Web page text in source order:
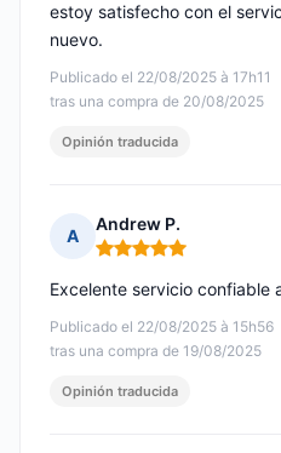
Publicado el 22/08/2025 à 17h11
tras una compra de 20/08/2025
estoy satisfecho con el
nuevo.
Opinión traducida
A
Andrew P.
Nota: 5 de 5
Publicado el 22/08/2025 à 15h56
tras una compra de 19/08/2025
Excelente servicio confiable
Opinión traducida